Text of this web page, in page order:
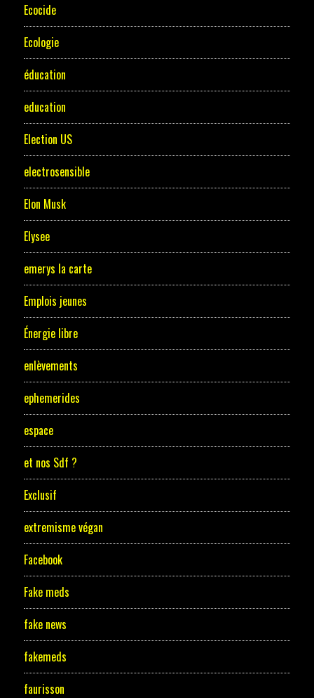
Ecocide
Ecologie
éducation
education
Election US
electrosensible
Elon Musk
Elysee
emerys la carte
Emplois jeunes
Énergie libre
enlèvements
ephemerides
espace
et nos Sdf ?
Exclusif
extremisme végan
Facebook
Fake meds
fake news
fakemeds
faurisson